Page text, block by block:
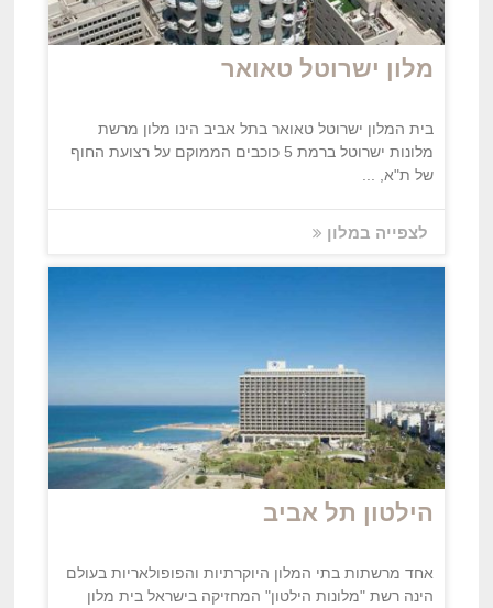
מלון ישרוטל טאואר
בית המלון ישרוטל טאואר בתל אביב הינו מלון מרשת
מלונות ישרוטל ברמת 5 כוכבים הממוקם על רצועת החוף
של ת"א, ...
לצפייה במלון
הילטון תל אביב
אחד מרשתות בתי המלון היוקרתיות והפופולאריות בעולם
הינה רשת "מלונות הילטון" המחזיקה בישראל בית מלון